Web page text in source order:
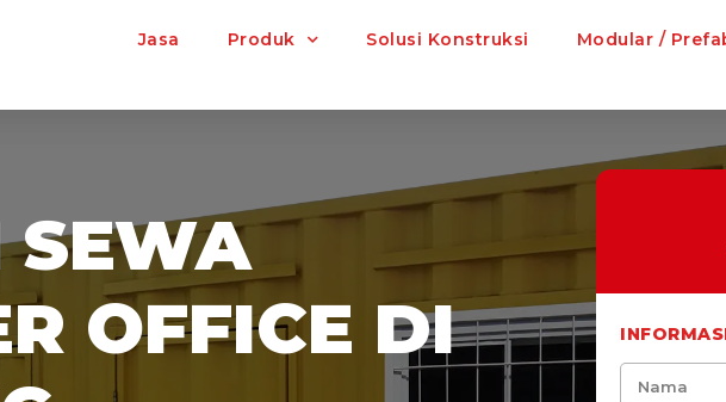
Jasa Produk Solusi Konstruksi Modular /
SEWA
OFFICE DI